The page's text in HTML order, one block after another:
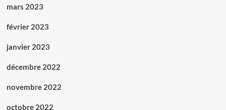
mars 2023
février 2023
janvier 2023
décembre 2022
novembre 2022
octobre 2022